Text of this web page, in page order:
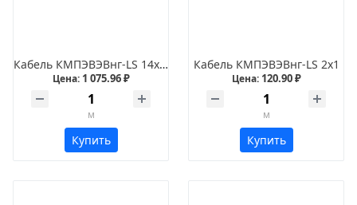
Кабель КМПЭВЭВнг-LS 14х1,5
Цена: 1 075.96 ₽
м
Купить
Кабель КМПЭВЭВнг-LS 2х1
Цена: 120.90 ₽
м
Купить